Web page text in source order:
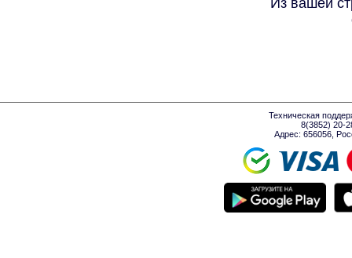
Из вашей
Техническая
8(3852) 20-
Адрес: 656056,